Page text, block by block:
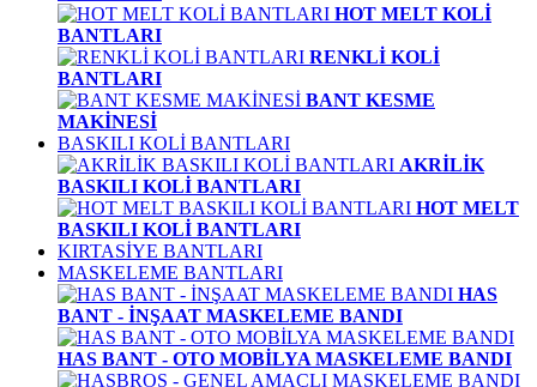
HOT MELT KOLİ
BANTLARI
RENKLİ KOLİ
BANTLARI
BANT KESME
MAKİNESİ
BASKILI KOLİ BANTLARI
AKRİLİK
BASKILI KOLİ BANTLARI
HOT MELT
BASKILI KOLİ BANTLARI
KIRTASİYE BANTLARI
MASKELEME BANTLARI
HAS
BANT - İNŞAAT MASKELEME BANDI
HAS BANT - OTO MOBİLYA MASKELEME BANDI